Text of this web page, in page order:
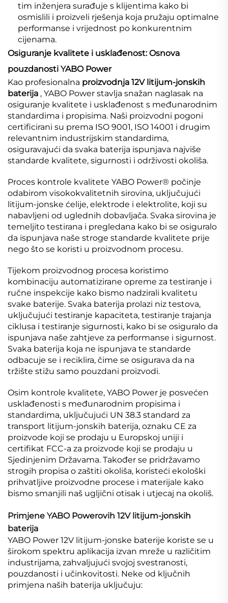
tim inženjera surađuje s klijentima kako bi
osmislili i proizveli rješenja koja pružaju optimalne
performanse i vrijednost po konkurentnim
cijenama.
Osiguranje kvalitete i usklađenost: Osnova
pouzdanosti YABO Power
Kao profesionalna proizvodnja 12V litijum-jonskih
baterija , YABO Power stavlja snažan naglasak na
osiguranje kvalitete i usklađenost s međunarodnim
standardima i propisima. Naši proizvodni pogoni
certificirani su prema ISO 9001, ISO 14001 i drugim
relevantnim industrijskim standardima,
osiguravajući da svaka baterija ispunjava najviše
standarde kvalitete, sigurnosti i održivosti okoliša.
Proces kontrole kvalitete YABO Power® počinje
odabirom visokokvalitetnih sirovina, uključujući
litijum-jonske ćelije, elektrode i elektrolite, koji su
nabavljeni od uglednih dobavljača. Svaka sirovina je
temeljito testirana i pregledana kako bi se osiguralo
da ispunjava naše stroge standarde kvalitete prije
nego što se koristi u proizvodnom procesu.
Tijekom proizvodnog procesa koristimo
kombinaciju automatizirane opreme za testiranje i
ručne inspekcije kako bismo nadzirali kvalitetu
svake baterije. Svaka baterija prolazi niz testova,
uključujući testiranje kapaciteta, testiranje trajanja
ciklusa i testiranje sigurnosti, kako bi se osiguralo da
ispunjava naše zahtjeve za performanse i sigurnost.
Svaka baterija koja ne ispunjava te standarde
odbacuje se i reciklira, čime se osigurava da na
tržište stižu samo pouzdani proizvodi.
Osim kontrole kvalitete, YABO Power je posvećen
usklađenosti s međunarodnim propisima i
standardima, uključujući UN 38.3 standard za
transport litijum-jonskih baterija, oznaku CE za
proizvode koji se prodaju u Europskoj uniji i
certifikat FCC-a za proizvode koji se prodaju u
Sjedinjenim Državama. Također se pridržavamo
strogih propisa o zaštiti okoliša, koristeći ekološki
prihvatljive proizvodne procese i materijale kako
bismo smanjili naš ugljični otisak i utjecaj na okoliš.
Primjene YABO Powerovih 12V litijum-jonskih
baterija
YABO Power 12V litijum-jonske baterije koriste se u
širokom spektru aplikacija izvan mreže u različitim
industrijama, zahvaljujući svojoj svestranosti,
pouzdanosti i učinkovitosti. Neke od ključnih
primjena naših baterija uključuju: